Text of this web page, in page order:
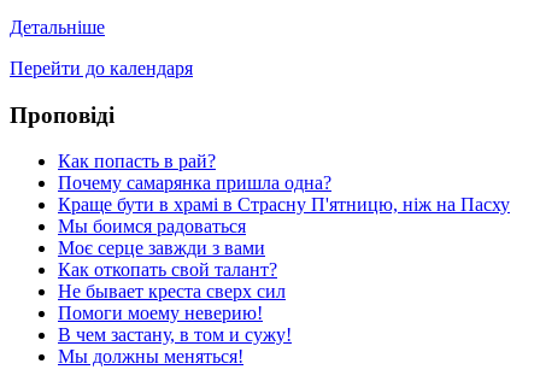
Детальніше
Перейти до календаря
Проповіді
Как попасть в рай?
Почему самарянка пришла одна?
Краще бути в храмі в Страсну П'ятницю, ніж на Пасху
Мы боимся радоваться
Моє серце завжди з вами
Как откопать свой талант?
Не бывает креста сверх сил
Помоги моему неверию!
В чем застану, в том и сужу!
Мы должны меняться!